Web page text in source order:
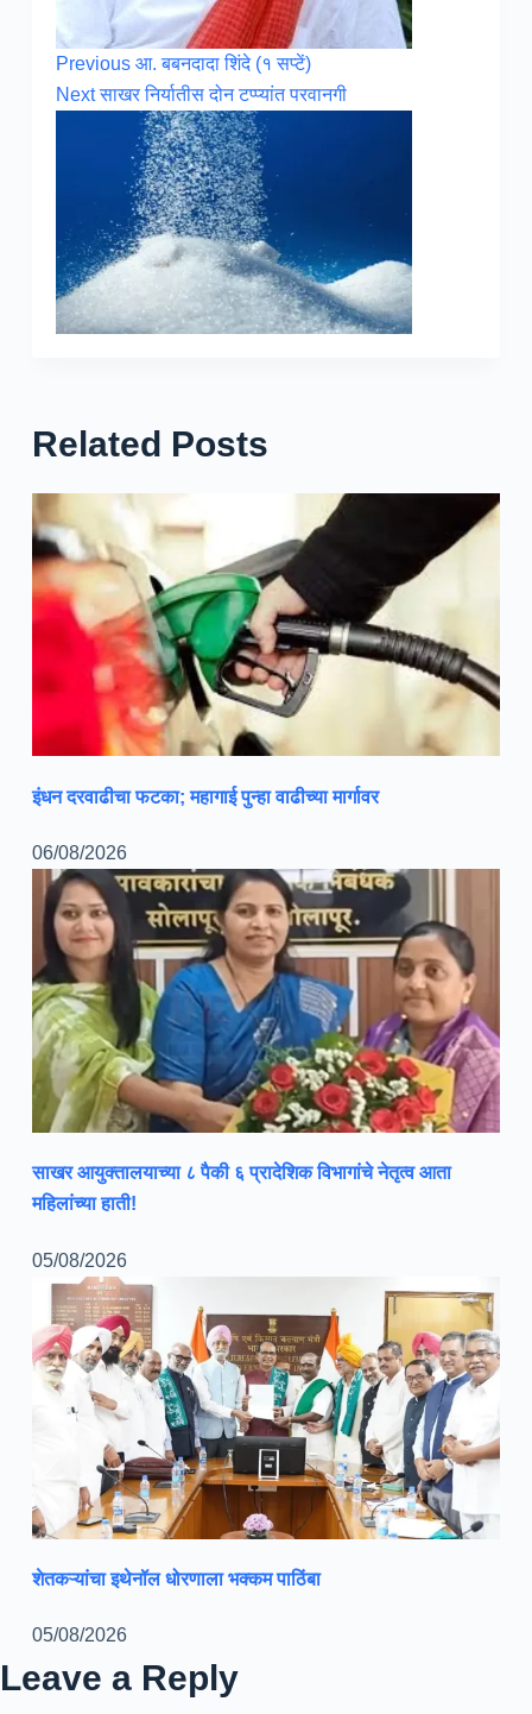
Previous आ. बबनदादा शिंदे (१ सप्टें)
Nextसाखर निर्यातीस दोन टप्प्यांत परवानगी
Related Posts
इंधन दरवाढीचा फटका; महागाई पुन्हा वाढीच्या मार्गावर
06/08/2026
साखर आयुक्तालयाच्या ८ पैकी ६ प्रादेशिक विभागांचे नेतृत्व आता
महिलांच्या हाती!
05/08/2026
शेतकऱ्यांचा इथेनॉल धोरणाला भक्कम पाठिंबा
05/08/2026
Leave a Reply